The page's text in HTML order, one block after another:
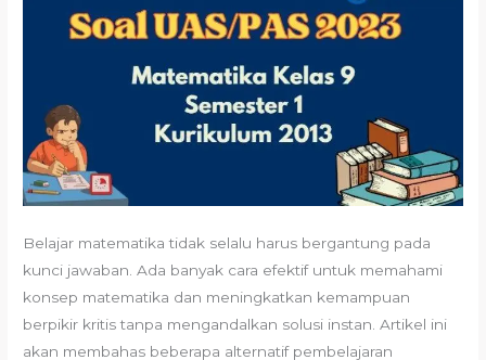
Belajar matematika tidak selalu harus bergantung pada
kunci jawaban. Ada banyak cara efektif untuk memahami
konsep matematika dan meningkatkan kemampuan
berpikir kritis tanpa mengandalkan solusi instan. Artikel ini
akan membahas beberapa alternatif pembelajaran